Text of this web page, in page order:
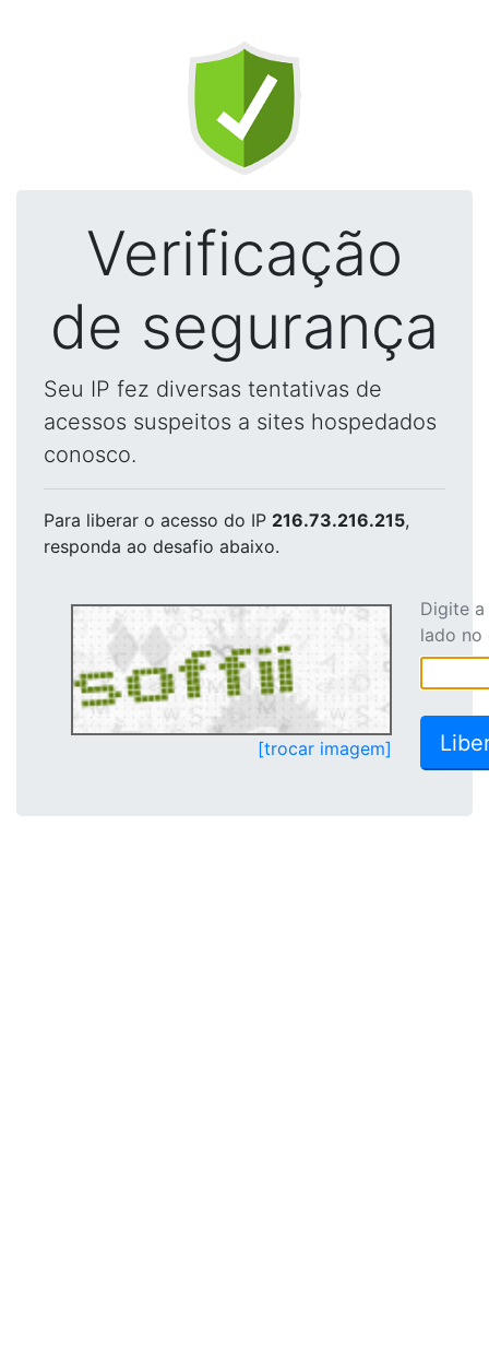
Verificação
de segurança
Seu IP fez diversas tentativas de
acessos suspeitos a sites hospedados
conosco.
Para liberar o acesso do IP 216.73.216.215,
responda ao desafio abaixo.
[trocar imagem]
Digite
lado no